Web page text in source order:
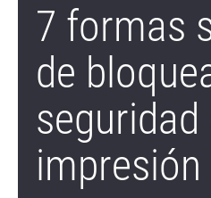
7 formas
de
seguridad
impresión